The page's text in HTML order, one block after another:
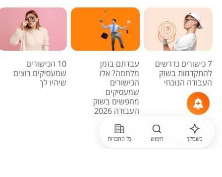
7 כישורים נדרשים
להתקדמות בשוק
העבודה הנוכחי
עבדתם בזמן
מלחמה? אלו
הכישורים
שמעסיקים
מחפשים בשוק
העבודה 2026
10 הכישורים
שמעסיקים רוצים
שיהיו לך
לכל הכתבות
בשבילך חיפוש כל החברות